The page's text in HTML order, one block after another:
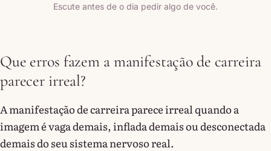
Escute antes de o dia pedir algo de você.
Que erros fazem a manifestação de carreira
parecer irreal?
A manifestação de carreira parece irreal quando a
imagem é vaga demais, inflada demais ou desconectada
demais do seu sistema nervoso real.